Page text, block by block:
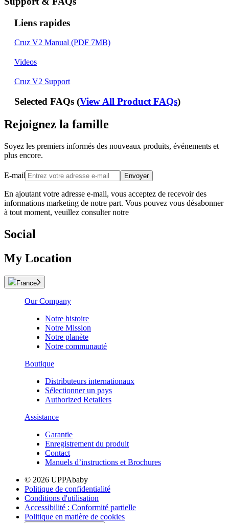
Liens rapides
Cruz V2 Manual (PDF 7MB)
Videos
Cruz V2 Support
Selected FAQs (View All Product FAQs)
Rejoignez la famille
Soyez les premiers informés des nouveaux produits, événements et
plus encore.
E-mail Envoyer
En ajoutant votre adresse e-mail, vous acceptez de recevoir des
informations marketing de notre part. Vous pouvez vous désabonner
à tout moment, veuillez consulter notre
Social
My Location
France
Our Company
Notre histoire
Notre Mission
Notre planète
Notre communauté
Boutique
Distributeurs internationaux
Sélectionner un pays
Authorized Retailers
Assistance
Garantie
Enregistrement du produit
Contact
Manuels d’instructions et Brochures
© 2026 UPPAbaby
Politique de confidentialité
Conditions d'utilisation
Accessibilité : Conformité partielle
Politique en matière de cookies